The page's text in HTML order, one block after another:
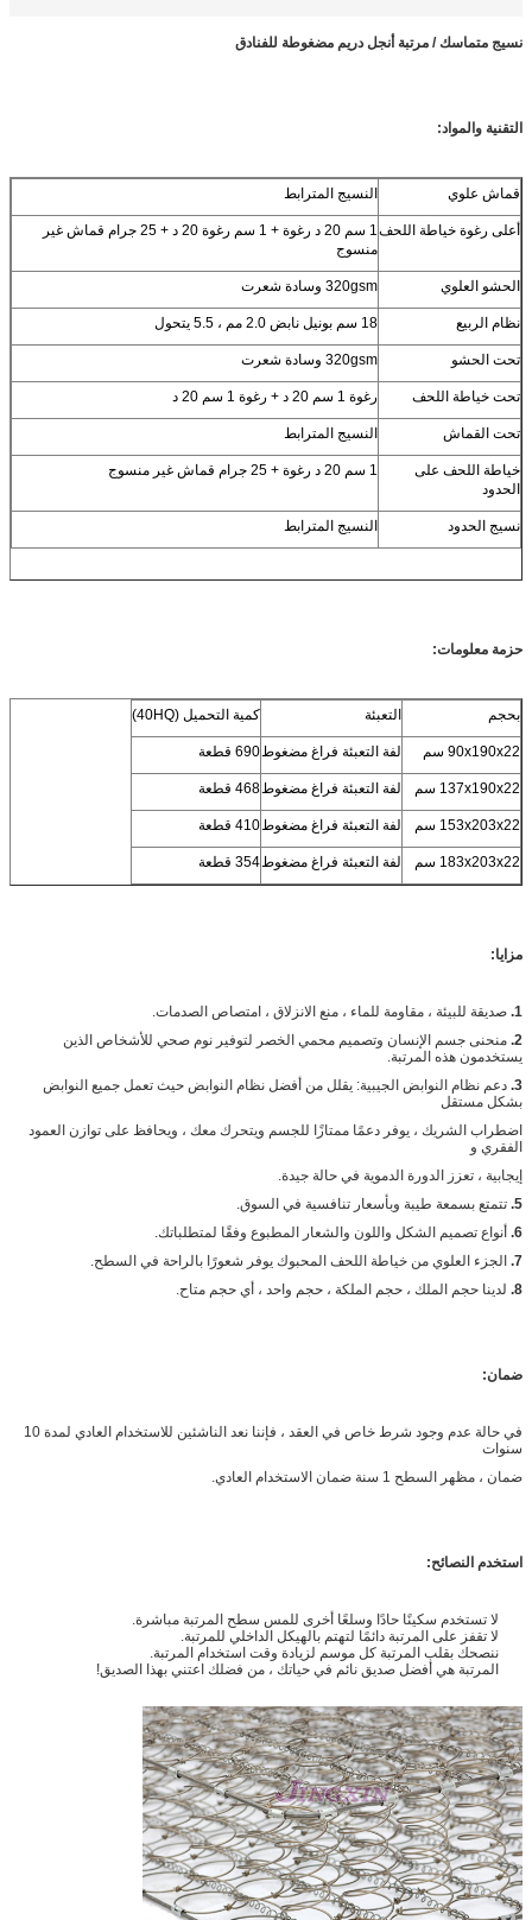
نسيج متماسك / مرتبة أنجل دريم مضغوطة للفنادق
التقنية والمواد:
قماش علوي النسيج المترابط
أعلى رغوة خياطة اللحف
1 سم 20 د رغوة + 1 سم رغوة 20 د + 25 جرام قماش غير
منسوج
الحشو العلوي 320gsm وسادة شعرت
نظام الربيع 18 سم بونيل نابض 2.0 مم ، 5.5 يتحول
تحت الحشو 320gsm وسادة شعرت
تحت خياطة اللحف رغوة 1 سم 20 د + رغوة 1 سم 20 د
تحت القماش النسيج المترابط
خياطة اللحف على
الحدود
1 سم 20 د رغوة + 25 جرام قماش غير منسوج
نسيج الحدود النسيج المترابط
حزمة معلومات:
بحجم التعبئة كمية التحميل (40HQ)
90x190x22 سم لفة التعبئة فراغ مضغوط690 قطعة
137x190x22 سم لفة التعبئة فراغ مضغوط468 قطعة
153x203x22 سم لفة التعبئة فراغ مضغوط410 قطعة
183x203x22 سم لفة التعبئة فراغ مضغوط354 قطعة
مزايا:
1. صديقة للبيئة ، مقاومة للماء ، منع الانزلاق ، امتصاص الصدمات.
2. منحنى جسم الإنسان وتصميم محمي الخصر لتوفير نوم صحي للأشخاص الذين
يستخدمون هذه المرتبة.
3. دعم نظام النوابض الجيبية: يقلل من أفضل نظام النوابض حيث تعمل جميع النوابض
بشكل مستقل
اضطراب الشريك ، يوفر دعمًا ممتازًا للجسم ويتحرك معك ، ويحافظ على توازن العمود
الفقري و
إيجابية ، تعزز الدورة الدموية في حالة جيدة.
5. تتمتع بسمعة طيبة وبأسعار تنافسية في السوق.
6. أنواع تصميم الشكل واللون والشعار المطبوع وفقًا لمتطلباتك.
7. الجزء العلوي من خياطة اللحف المحبوك يوفر شعورًا بالراحة في السطح.
8. لدينا حجم الملك ، حجم الملكة ، حجم واحد ، أي حجم متاح.
ضمان:
في حالة عدم وجود شرط خاص في العقد ، فإننا نعد الناشئين للاستخدام العادي لمدة 10
سنوات
ضمان ، مظهر السطح 1 سنة ضمان الاستخدام العادي.
استخدم النصائح:
لا تستخدم سكينًا حادًا وسلعًا أخرى للمس سطح المرتبة مباشرة.
لا تقفز على المرتبة دائمًا لتهتم بالهيكل الداخلي للمرتبة.
ننصحك بقلب المرتبة كل موسم لزيادة وقت استخدام المرتبة.
المرتبة هي أفضل صديق نائم في حياتك ، من فضلك اعتني بهذا الصديق!